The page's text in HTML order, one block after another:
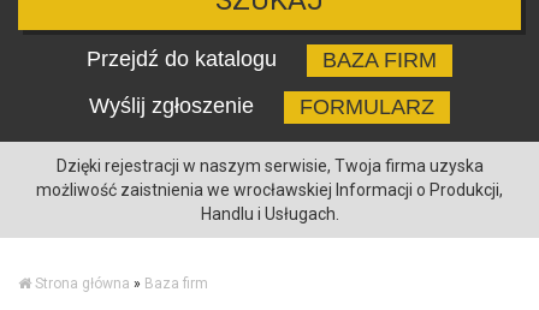
Przejdź do katalogu
BAZA FIRM
Wyślij zgłoszenie
FORMULARZ
Dzięki rejestracji w naszym serwisie, Twoja firma uzyska
możliwość zaistnienia we wrocławskiej Informacji o Produkcji,
Handlu i Usługach.
Strona główna » Baza firm